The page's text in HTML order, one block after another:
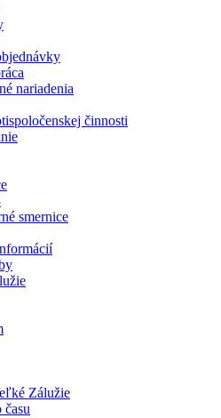
nariadenia
činnosti
smernice
Zálužie